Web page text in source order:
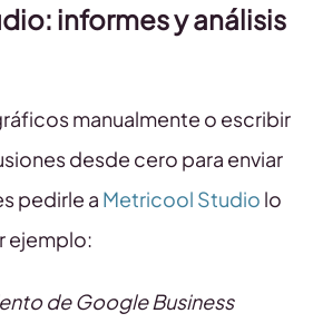
informes y análisis
manualmente o escribir
desde cero para enviar
pedirle a Metricool Studio lo
ejemplo:
de Google Business